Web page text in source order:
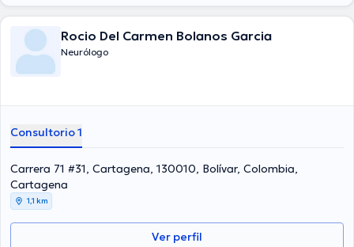
Rocio Del Carmen Bolanos Garcia
Neurólogo
Consultorio 1
Carrera 71 #31, Cartagena, 130010, Bolívar, Colombia,
Cartagena
1,1 km
Ver perfil